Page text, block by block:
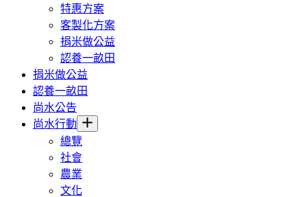
特惠方案
客製化方案
捐米做公益
認養一畝田
捐米做公益
認養一畝田
尚水公告
尚水行動
總覽
社會
農業
文化